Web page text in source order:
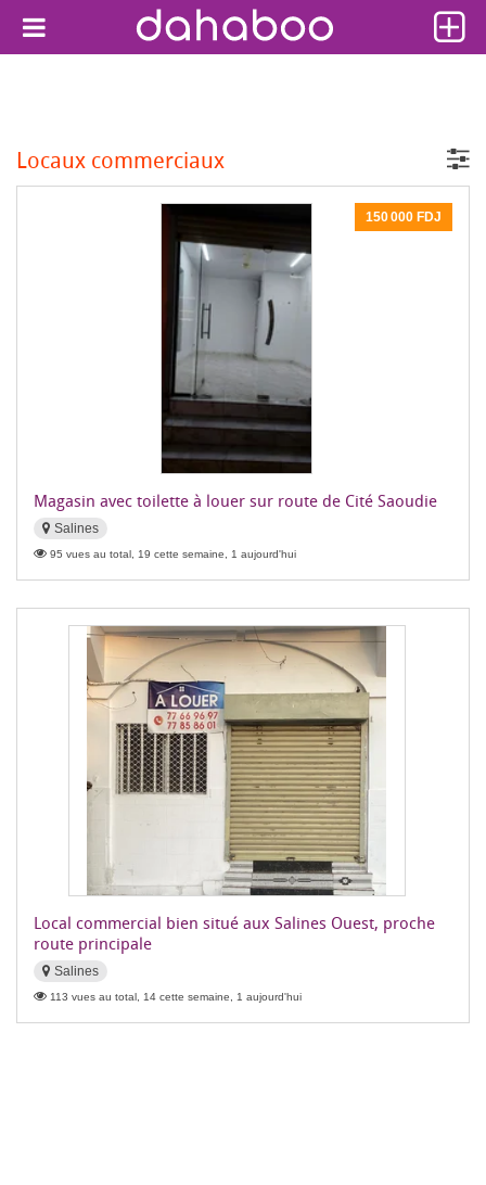
Locaux commerciaux
150 000 FDJ
Magasin avec toilette à louer sur route de Cité Saoudie
Salines
95 vues au total, 19 cette semaine, 1 aujourd'hui
Local commercial bien situé aux Salines Ouest, proche
route principale
Salines
113 vues au total, 14 cette semaine, 1 aujourd'hui